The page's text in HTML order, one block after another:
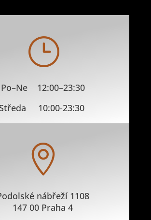
}
Po–Ne 12:00–23:30
Středa 10:00-23:30

nábřeží 1108
147 00 Praha 4